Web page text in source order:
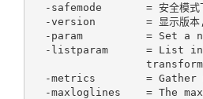
-safemode       = 安全模式
-version        = 显示版本,
-param          = Set a
-listparam      = List
-metrics        =
-maxloglines    = The